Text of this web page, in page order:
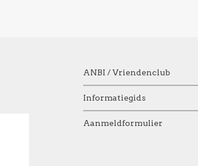
ANBI / Vriendenclub
Informatiegids
Aanmeldformulier